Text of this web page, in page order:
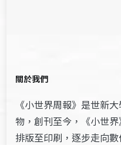
關於我們
《小世界周報》是世新
物，創刊至今，《小世
排版至印刷，逐步走向